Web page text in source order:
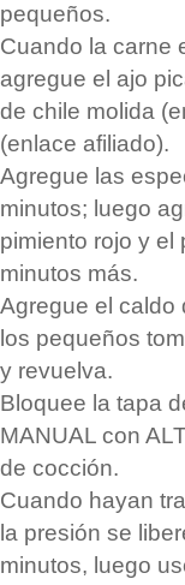
pequeños.
Cuando la carne
agregue el ajo
de chile molida
(enlace afiliado).
Agregue las
minutos; luego
pimiento rojo y el
minutos más.
Agregue el caldo
los pequeños
y revuelva.
Bloquee la tapa
MANUAL con
de cocción.
Cuando hayan
la presión se
minutos, luego